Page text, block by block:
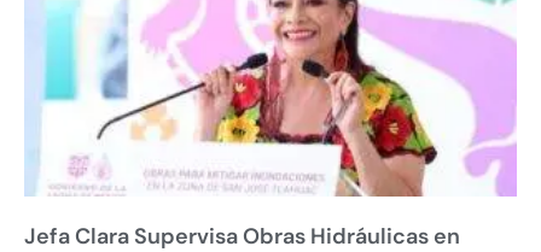
Jefa Clara Supervisa Obras Hidráulicas en